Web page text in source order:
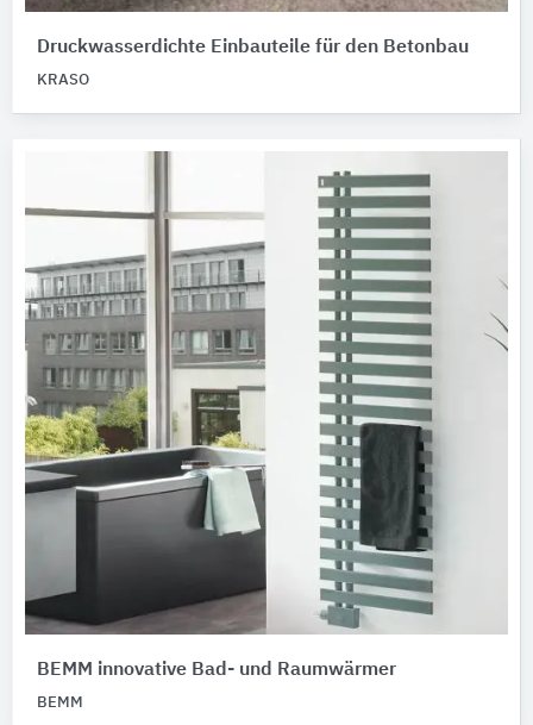
Druckwasserdichte Einbauteile für den Betonbau
KRASO
BEMM innovative Bad- und Raumwärmer
BEMM